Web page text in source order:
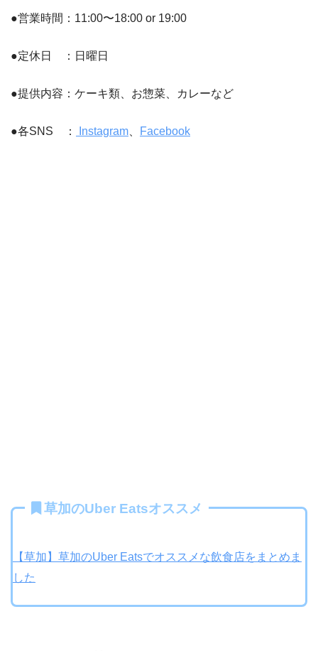
●営業時間：11:00〜18:00 or 19:00
●定休日 ：日曜日
●提供内容：ケーキ類、お惣菜、カレーなど
●各SNS ： Instagram Facebook
草加のUber Eatsオススメ
【草加】草加のUber Eatsでオススメな飲食店をまとめま
した